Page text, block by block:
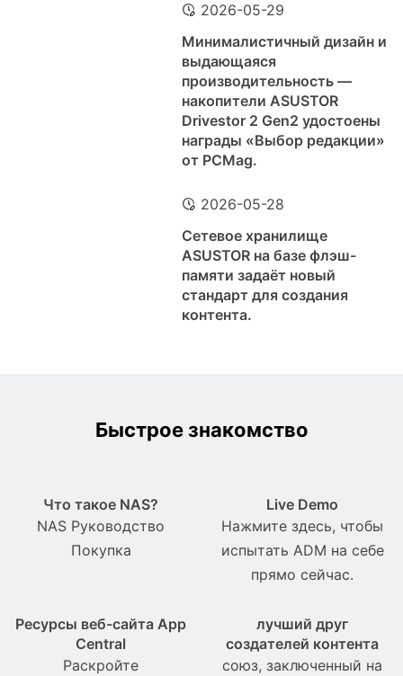
2026-05-29
Минималистичный дизайн и
выдающаяся
производительность —
накопители ASUSTOR
Drivestor 2 Gen2 удостоены
награды «Выбор редакции»
от PCMag.
2026-05-28
Сетевое хранилище
ASUSTOR на базе флэш-
памяти задаёт новый
стандарт для создания
контента.
Быстрое знакомство
Что такое NAS?
NAS Pуководство
Покупка
Live Demo
Нажмите здесь, чтобы
испытать ADM на себе
прямо сейчас.
Ресурсы веб-сайта App
Central
Раскройте
лучший друг
создателей контента
союз, заключенный на